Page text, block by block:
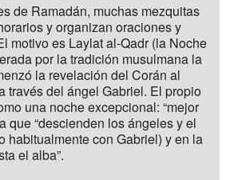
de Ramadán, muchas mezquitas
y organizan oraciones y
motivo es Laylat al-Qadr (la Noche
por la tradición musulmana la
la revelación del Corán al
través del ángel Gabriel. El propio
una noche excepcional: “mejor
que “descienden los ángeles y el
habitualmente con Gabriel) y en la
el alba”.